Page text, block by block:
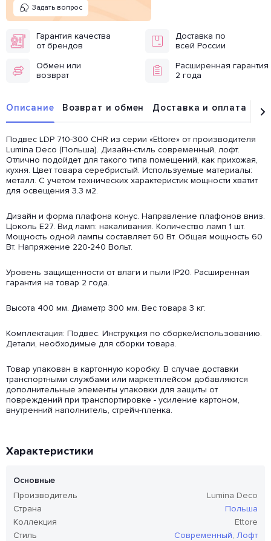
Задать вопрос
Гарантия качества
от брендов
Доставка по
всей России
Обмен или
возврат
Расширенная гарантия
2 года
Описание Возврат и обмен Доставка и оплата
Подвес LDP 710-300 CHR из серии «Ettore» от производителя
Lumina Deco (Польша). Дизайн-стиль современный, лофт.
Отлично подойдет для такого типа помещений, как прихожая,
кухня. Цвет товара серебристый. Используемые материалы:
металл. С учетом технических характеристик мощности хватит
для освещения 3.3 м2.
Дизайн и форма плафона конус. Направление плафонов вниз.
Цоколь E27. Вид ламп: накаливания. Количество ламп 1 шт.
Мощность одной лампы составляет 60 Вт. Общая мощность 60
Вт. Напряжение 220-240 Вольт.
Уровень защищенности от влаги и пыли IP20. Расширенная
гарантия на товар 2 года.
Высота 400 мм. Диаметр 300 мм. Вес товара 3 кг.
Комплектация: Подвес. Инструкция по сборке/использованию.
Детали, необходимые для сборки товара.
Товар упакован в картонную коробку. В случае доставки
транспортными службами или маркетплейсом добавляются
дополнительные элементы упаковки для защиты от
повреждений при транспортировке - усиление картоном,
внутренний наполнитель, стрейч-пленка.
Характеристики
Основные
Производитель
Lumina Deco
Страна
Польша
Коллекция
Ettore
Стиль
Современный, Лофт